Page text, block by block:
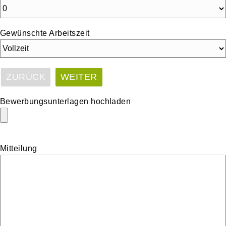
Gewünschte Arbeitszeit
ZURÜCK WEITER
Bewerbungsunterlagen hochladen
Mitteilung